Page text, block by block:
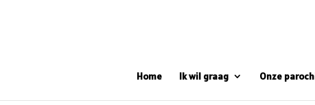
Home Ik wil graag Onze